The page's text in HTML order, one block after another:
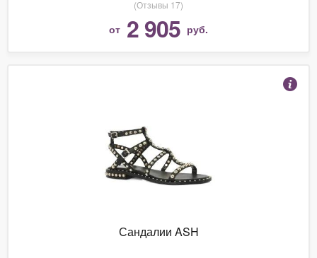
(Отзывы 17)
от 2 905 руб.
Сандалии ASH